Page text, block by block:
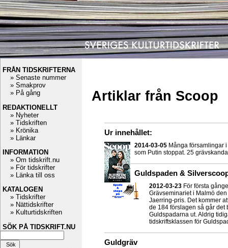
Artiklar från Scoop
Ur innehållet:
2014-03-05 Många församlingar
som Putin stoppat. 25
Guldspaden &
2012-03-23 För första
Grävseminariet i Malmö
Jaerring-pris. Det kommer
de 184 förslagen så går det
Guldspadarna ut. Aldrig
tidskriftsklassen för
Guldgräv
FRÅN TIDSKRIFTERNA
» Senaste nummer
» Smakprov
» På gång
REDAKTIONELLT
» Nyheter
» Tidskriften
» Krönika
» Länkar
INFORMATION
» Om tidskrift.nu
» För tidskrifter
» Länka till oss
KATALOGEN
» Tidskrifter
» Nättidskrifter
» Kulturtidskriften
SÖK PÅ TIDSKRIFT.NU